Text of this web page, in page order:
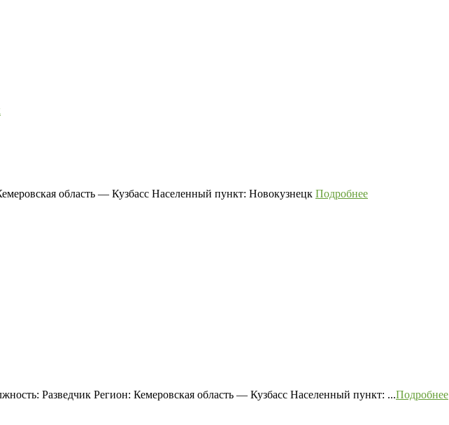
область — Кузбасс Населенный пункт: Новокузнецк Подробнее
Разведчик Регион: Кемеровская область — Кузбасс Населенный пункт: ...Подробнее